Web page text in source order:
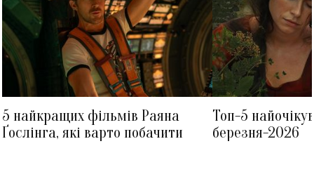
5 найкращих фільмів Раяна
Ґослінга, які варто побачити
Топ-5
березня-2026